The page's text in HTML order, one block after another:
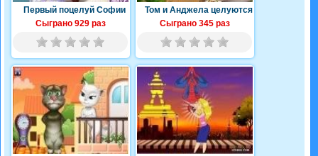
Первый поцелуй Софии
Сыграно 929 раз
Том и Анджела целуются
Сыграно 345 раз